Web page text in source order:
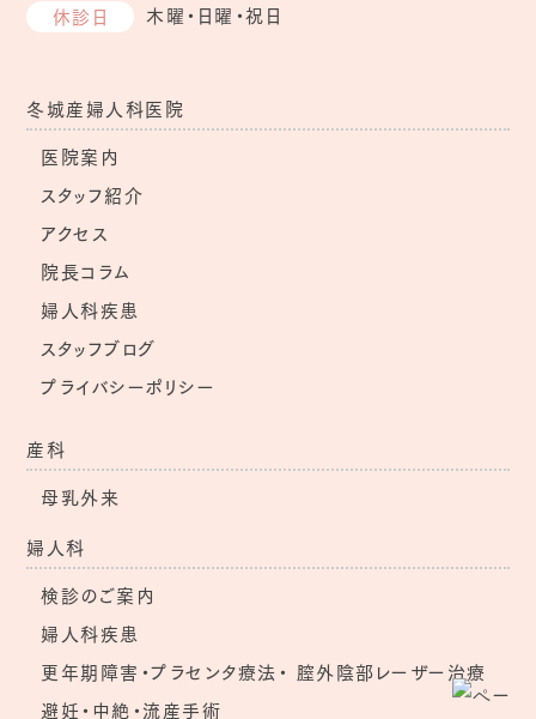
休診日
木曜・日曜・祝日
冬城産婦人科医院
医院案内
スタッフ紹介
アクセス
院長コラム
婦人科疾患
スタッフブログ
プライバシーポリシー
産科
母乳外来
婦人科
検診のご案内
婦人科疾患
更年期障害・プラセンタ療法・ 膣外陰部レーザー治療
避妊・中絶・流産手術